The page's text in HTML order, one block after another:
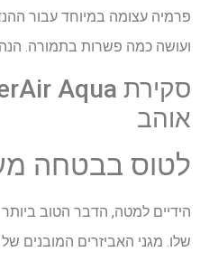
פרמיה עצומה במיוחד עבור
ועושה כמה פשרות בתמורה.
אוהב
לטוס בבטחה
שלו. מגני האביזרים המובנים